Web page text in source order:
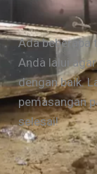
Ada beberapa
Anda lalui
dengan baik.
pemasangan
selesai!